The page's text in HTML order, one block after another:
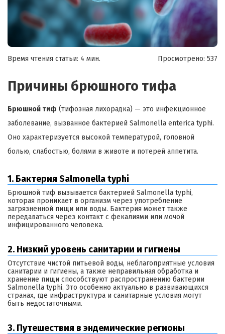
Время чтения статьи: 4 мин. Просмотрено: 537
Причины брюшного тифа
Брюшной тиф (тифозная лихорадка) — это инфекционное
заболевание, вызванное бактерией Salmonella enterica typhi.
Оно характеризуется высокой температурой, головной
болью, слабостью, болями в животе и потерей аппетита.
1. Бактерия Salmonella typhi
Брюшной тиф вызывается бактерией Salmonella typhi,
которая проникает в организм через употребление
загрязненной пищи или воды. Бактерия может также
передаваться через контакт с фекалиями или мочой
инфицированного человека.
2. Низкий уровень санитарии и гигиены
Отсутствие чистой питьевой воды, неблагоприятные условия
санитарии и гигиены, а также неправильная обработка и
хранение пищи способствуют распространению бактерии
Salmonella typhi. Это особенно актуально в развивающихся
странах, где инфраструктура и санитарные условия могут
быть недостаточными.
3. Путешествия в эндемические регионы